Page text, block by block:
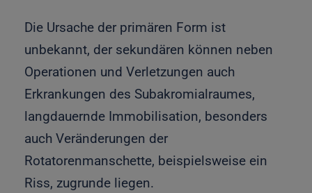
Die Ursache der primären Form ist
unbekannt, der sekundären können neben
Operationen und Verletzungen auch
Erkrankungen des Subakromialraumes,
langdauernde Immobilisation, besonders
auch Veränderungen der
Rotatorenmanschette, beispielsweise ein
Riss, zugrunde liegen.